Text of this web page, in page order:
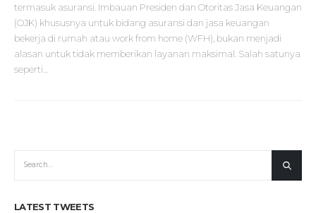
termasuk asuransi. Imbauan Presiden dan Otoritas Jasa Keuangan
(OJK) khususnya untuk bidang asuransi dan jasa keuangan
bekerja di rumah atau work from home (WFH), bukan menjadi
alasan untuk tidak memberikan layanan maksimal. Salah satunya
seperti...
LATEST TWEETS